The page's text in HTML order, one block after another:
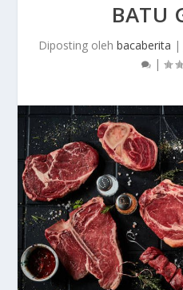
BATU
Diposting oleh bacaberita |
|